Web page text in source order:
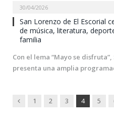
30/04/2026
San Lorenzo de El Escorial
de música, literatura,
familia
Con el lema “Mayo se
presenta una amplia
Previous
1 2 3 4 5